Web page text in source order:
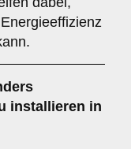
installieren in